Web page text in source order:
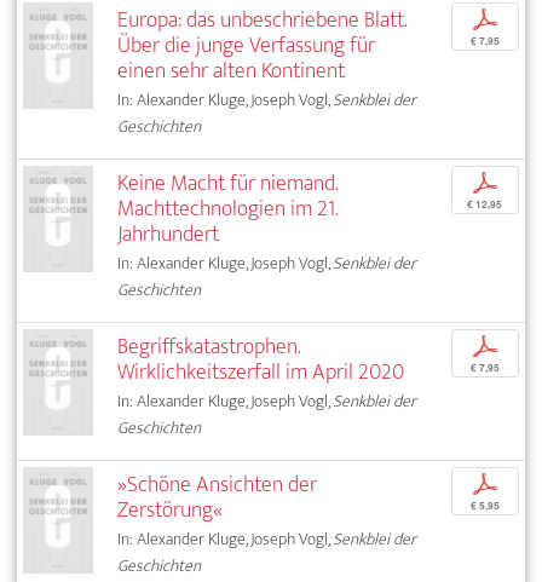
Europa: das unbeschriebene Blatt.
Über die junge Verfassung für
einen sehr alten Kontinent
In: Alexander Kluge, Joseph Vogl,Senkblei der
Geschichten
p
€ 7,95
Keine Macht für niemand.
Machttechnologien im 21.
Jahrhundert
In: Alexander Kluge, Joseph Vogl,Senkblei der
Geschichten
p
€ 12,95
Begriffskatastrophen.
Wirklichkeitszerfall im April 2020
In: Alexander Kluge, Joseph Vogl,Senkblei der
Geschichten
p
€ 7,95
»Schöne Ansichten der
Zerstörung«
In: Alexander Kluge, Joseph Vogl,Senkblei der
Geschichten
p
€ 5,95